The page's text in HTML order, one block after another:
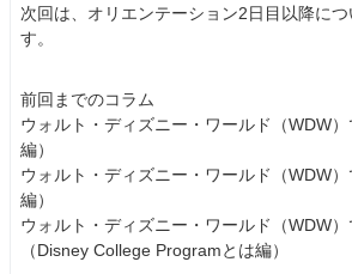
次回は、オリエンテーション2日目以降に
す。
前回までのコラム
ウォルト・ディズニー・ワールド（WDW
編）
ウォルト・ディズニー・ワールド（WDW
編）
ウォルト・ディズニー・ワールド（WDW）
（Disney College Programとは編）